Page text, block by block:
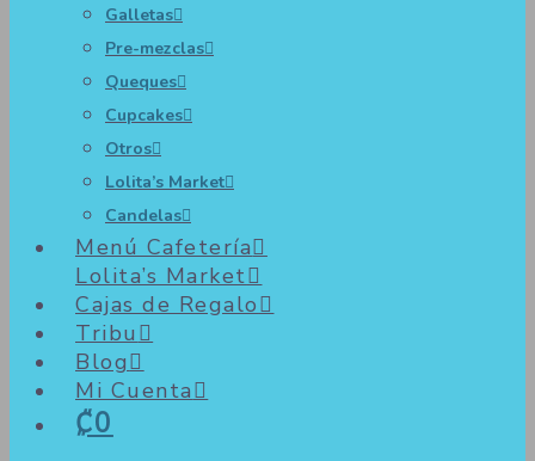
Galletas
Pre-mezclas
Queques
Cupcakes
Otros
Lolita’s Market
Candelas
Menú Cafetería
Lolita’s Market
Cajas de Regalo
Tribu
Blog
Mi Cuenta
₡0